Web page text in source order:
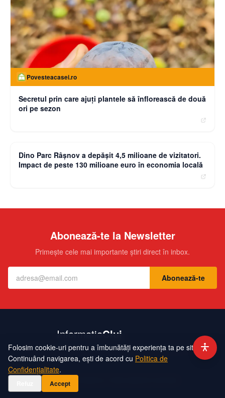
Povesteacasei.ro
Secretul prin care ajuți plantele să înflorească de două
ori pe sezon
Dino Parc Râșnov a depășit 4,5 milioane de vizitatori.
Impact de peste 130 milioane euro în economia locală
Abonează-te la Newsletter
Primește cele mai importante știri direct în inbox.
Abonează-te
ContactEchipa Publicitate Politică de ConfidențialitateHartă Site
©2026
Folosim cookie-uri pentru a îmbunătăți experiența ta pe site.
Continuând navigarea, ești de acord cu Politica de
Confidențialitate.
Accept